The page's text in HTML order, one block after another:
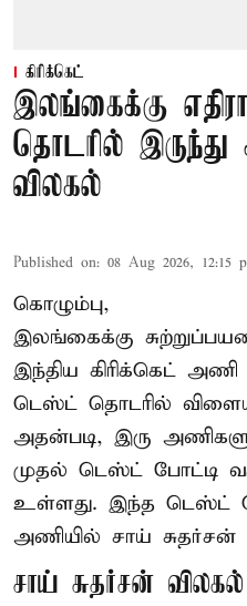
கிரிக்கெட்
இலங்கைக்கு
தொடரில் இருந்து
விலகல்
Published on: 08 Aug 2026, 12:15
கொழும்பு,
இலங்கைக்கு
இந்திய கிரிக்கெட் அணி
டெஸ்ட் தொடரில்
அதன்படி, இரு
முதல் டெஸ்ட் போட்டி
உள்ளது. இந்த டெஸ்ட்
அணியில் சாய் சுதர்சன்
சாய் சுதர்சன் விலகல்